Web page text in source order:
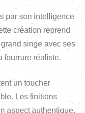
par son intelligence
création reprend
singe avec ses
fourrure réaliste.
un toucher
Les finitions
aspect authentique.